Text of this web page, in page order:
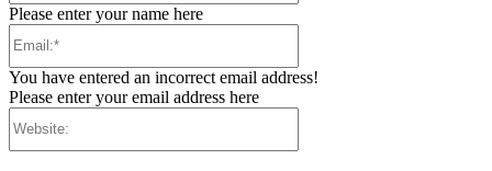
Please enter your name here
You have entered an incorrect email address!
Please enter your email address here